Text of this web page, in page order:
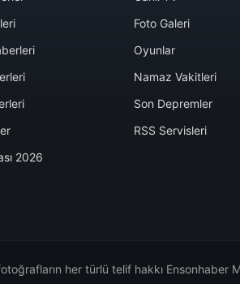
2026
Foto Galeri
Oyunlar
Namaz Vakitleri
Son Depremler
RSS Servisleri
her türlü telif hakkı Ensonhaber